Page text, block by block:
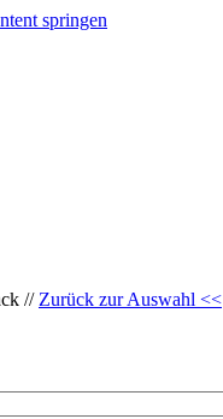
springen
// Zurück zur Auswahl <<